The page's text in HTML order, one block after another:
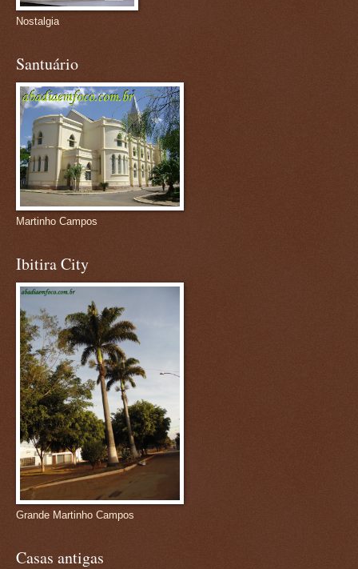
Nostalgia
Santuário
Martinho Campos
Ibitira City
Grande Martinho Campos
Casas antigas